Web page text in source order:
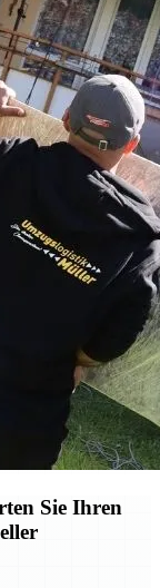
Sie Ihren